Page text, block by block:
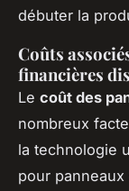
débuter la
Coûts
financières
Le coût des
nombreux
la technologie
pour panneaux